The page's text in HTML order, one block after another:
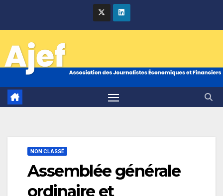
NON CLASSÉ
Assemblée générale
ordinaire et